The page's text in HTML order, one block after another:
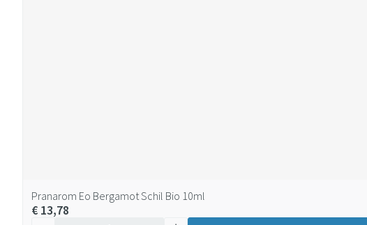
Pranarom Eo Bergamot Schil Bio 10ml
€ 13,78